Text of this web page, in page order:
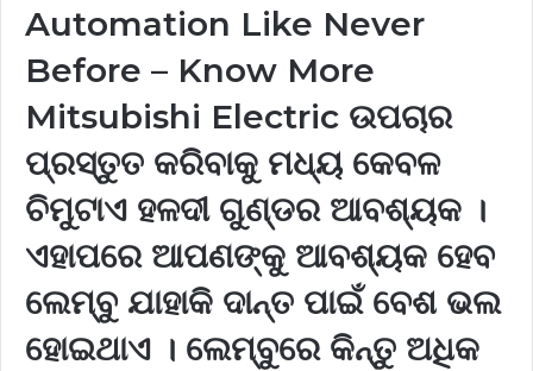
Automation Like Never
Before – Know More
Mitsubishi Electric ଉପଚାର
ପ୍ରସ୍ତୁତ କରିବାକୁ ମଧ୍ୟ କେବଳ
ଚିମୁଟାଏ ହଳଦୀ ଗୁଣ୍ଡର ଆବଶ୍ୟକ ।
ଏହାପରେ ଆପଣଙ୍କୁ ଆବଶ୍ୟକ ହେବ
ଲେମ୍ବୁ ଯାହାକି ଦାନ୍ତ ପାଇଁ ବେଶ ଭଲ
ହୋଇଥାଏ । ଲେମ୍ବୁରେ କିନ୍ତୁ ଅଧିକ